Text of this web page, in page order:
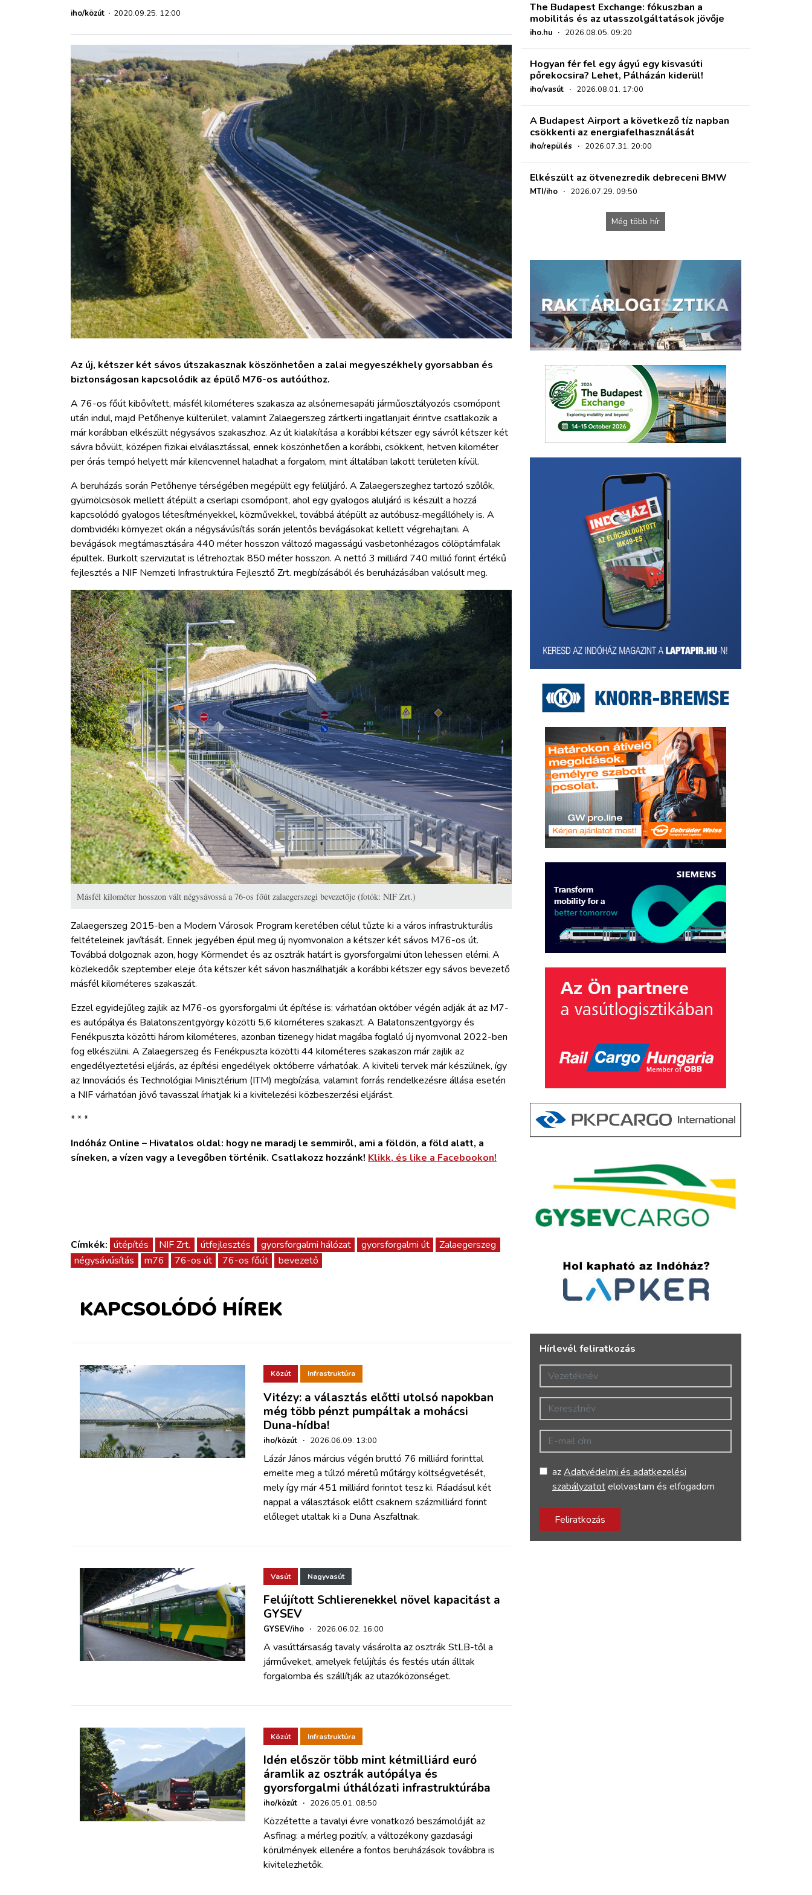
HAJÓZÁS
ARCHÍVUM
WEBSHOP
BELÉPÉS
REGISZTRÁCIÓ
iho/közút · 2020.09.25. 12:00
Az új, kétszer két sávos útszakasznak köszönhetően a zalai megyeszékhely gyorsabban és
biztonságosan kapcsolódik az épülő M76-os autóúthoz.
A 76-os főút kibővített, másfél kilométeres szakasza az alsónemesapáti járműosztályozós csomópont
után indul, majd Petőhenye külterület, valamint Zalaegerszeg zártkerti ingatlanjait érintve csatlakozik a
már korábban elkészült négysávos szakaszhoz. Az út kialakítása a korábbi kétszer egy sávról kétszer két
sávra bővült, középen fizikai elválasztással, ennek köszönhetően a korábbi, csökkent, hetven kilométer
per órás tempó helyett már kilencvennel haladhat a forgalom, mint általában lakott területen kívül.
A beruházás során Petőhenye térségében megépült egy felüljáró. A Zalaegerszeghez tartozó szőlők,
gyümölcsösök mellett átépült a cserlapi csomópont, ahol egy gyalogos aluljáró is készült a hozzá
kapcsolódó gyalogos létesítményekkel, közművekkel, továbbá átépült az autóbusz-megállóhely is. A
dombvidéki környezet okán a négysávúsítás során jelentős bevágásokat kellett végrehajtani. A
bevágások megtámasztására 440 méter hosszon változó magasságú vasbetonhézagos cölöptámfalak
épültek. Burkolt szervizutat is létrehoztak 850 méter hosszon. A nettó 3 milliárd 740 millió forint értékű
fejlesztés a NIF Nemzeti Infrastruktúra Fejlesztő Zrt. megbízásából és beruházásában valósult meg.
Másfél kilométer hosszon vált négysávossá a 76-os főút zalaegerszegi bevezetője (fotók: NIF Zrt.)
Zalaegerszeg 2015-ben a Modern Városok Program keretében célul tűzte ki a város infrastrukturális
feltételeinek javítását. Ennek jegyében épül meg új nyomvonalon a kétszer két sávos M76-os út.
Továbbá dolgoznak azon, hogy Körmendet és az osztrák határt is gyorsforgalmi úton lehessen elérni. A
közlekedők szeptember eleje óta kétszer két sávon használhatják a korábbi kétszer egy sávos bevezető
másfél kilométeres szakaszát.
Ezzel egyidejűleg zajlik az M76-os gyorsforgalmi út építése is: várhatóan október végén adják át az M7-
es autópálya és Balatonszentgyörgy közötti 5,6 kilométeres szakaszt. A Balatonszentgyörgy és
Fenékpuszta közötti három kilométeres, azonban tizenegy hidat magába foglaló új nyomvonal 2022-ben
fog elkészülni. A Zalaegerszeg és Fenékpuszta közötti 44 kilométeres szakaszon már zajlik az
engedélyeztetési eljárás, az építési engedélyek októberre várhatóak. A kiviteli tervek már készülnek, így
az Innovációs és Technológiai Minisztérium (ITM) megbízása, valamint forrás rendelkezésre állása esetén
a NIF várhatóan jövő tavasszal írhatjak ki a kivitelezési közbeszerzési eljárást.
* * *
Indóház Online – Hivatalos oldal: hogy ne maradj le semmiről, ami a földön, a föld alatt, a
síneken, a vízen vagy a levegőben történik. Csatlakozz hozzánk! Klikk, és like a Facebookon!
Címkék: útépítés NIF Zrt. útfejlesztés gyorsforgalmi hálózat gyorsforgalmi út
Zalaegerszeg
négysávúsítás
m76 76-os út 76-os főút bevezető
KAPCSOLÓDÓ HÍREK
Közút Infrastruktúra
Vitézy: a választás előtti utolsó napokban
még több pénzt pumpáltak a mohácsi
Duna-hídba!
iho/közút · 2026.06.09. 13:00
Lázár János március végén bruttó 76 milliárd forinttal
emelte meg a túlzó méretű műtárgy költségvetését,
mely így már 451 milliárd forintot tesz ki. Ráadásul két
nappal a választások előtt csaknem százmilliárd forint
előleget utaltak ki a Duna Aszfaltnak.
Vasút Nagyvasút
Felújított Schlierenekkel növel kapacitást a
GYSEV
GYSEV/iho · 2026.06.02. 16:00
A vasúttársaság tavaly vásárolta az osztrák StLB-től a
járműveket, amelyek felújítás és festés után álltak
forgalomba és szállítják az utazóközönséget.
Közút Infrastruktúra
Idén először több mint kétmilliárd euró
áramlik az osztrák autópálya és
gyorsforgalmi úthálózati infrastruktúrába
iho/közút · 2026.05.01. 08:50
Közzétette a tavalyi évre vonatkozó beszámolóját az
Asfinag: a mérleg pozitív, a változékony gazdasági
körülmények ellenére a fontos beruházások továbbra is
kivitelezhetők.
The Budapest Exchange: fókuszban a
mobilitás és az utasszolgáltatások jövője
iho.hu · 2026.08.05. 09:20
Hogyan fér fel egy ágyú egy kisvasúti
pőrekocsira? Lehet, Pálházán kiderül!
iho/vasút · 2026.08.01. 17:00
A Budapest Airport a következő tíz napban
csökkenti az energiafelhasználását
iho/repülés · 2026.07.31. 20:00
Elkészült az ötvenezredik debreceni BMW
MTI/iho · 2026.07.29. 09:50
Még több hír
Hírlevél feliratkozás
Vezetéknév
Keresztnév
E-mail cím
azAdatvédelmi és adatkezelési
szabályzatotelolvastam és elfogadom
Feliratkozás